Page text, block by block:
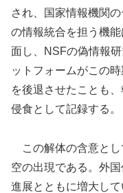
され、国家情報機関
の情報統合を担う機
面し、NSFの偽情報
ットフォームがこの
を後退させたことも
侵食として記録する。
この解体の含意とし
空の出現である。外
進展とともに増大し